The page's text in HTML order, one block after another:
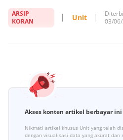
ARSIP
KORAN
Unit
03/
Akses konten artikel berbayar ini
Nikmati artikel khusus Unit yang telah
dengan visualisasi data yang akurat dan